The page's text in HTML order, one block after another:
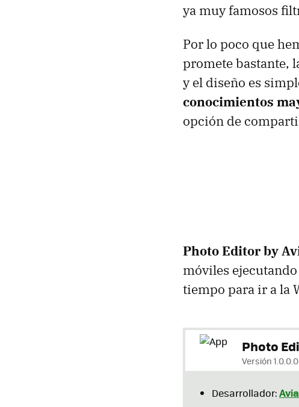
ya muy famosos
Por lo poco que
promete bastante,
y el diseño es
conocimientos
opción de
Photo Editor by
móviles
tiempo para ir a la
Photo
Versión 1.0.0.0
Desarrollador: